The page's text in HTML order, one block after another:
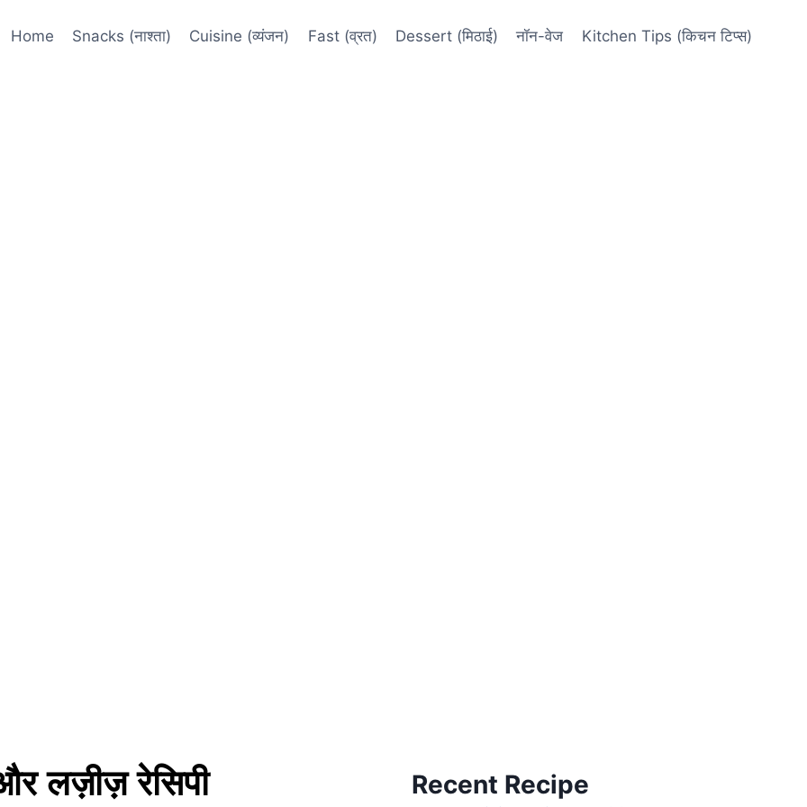
Home Snacks (नाश्ता) Cuisine (व्यंजन) Fast (व्रत) Dessert (मिठाई) नॉन-वेज Kitchen Tips (किचन टिप्स)
लज़ीज़ रेसिपी Recent Recipe